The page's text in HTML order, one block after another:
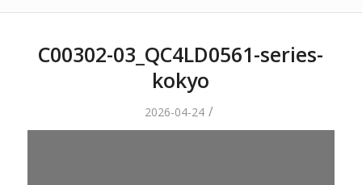
C00302-03_QC4LD0561-series-
kokyo
2026-04-24 /